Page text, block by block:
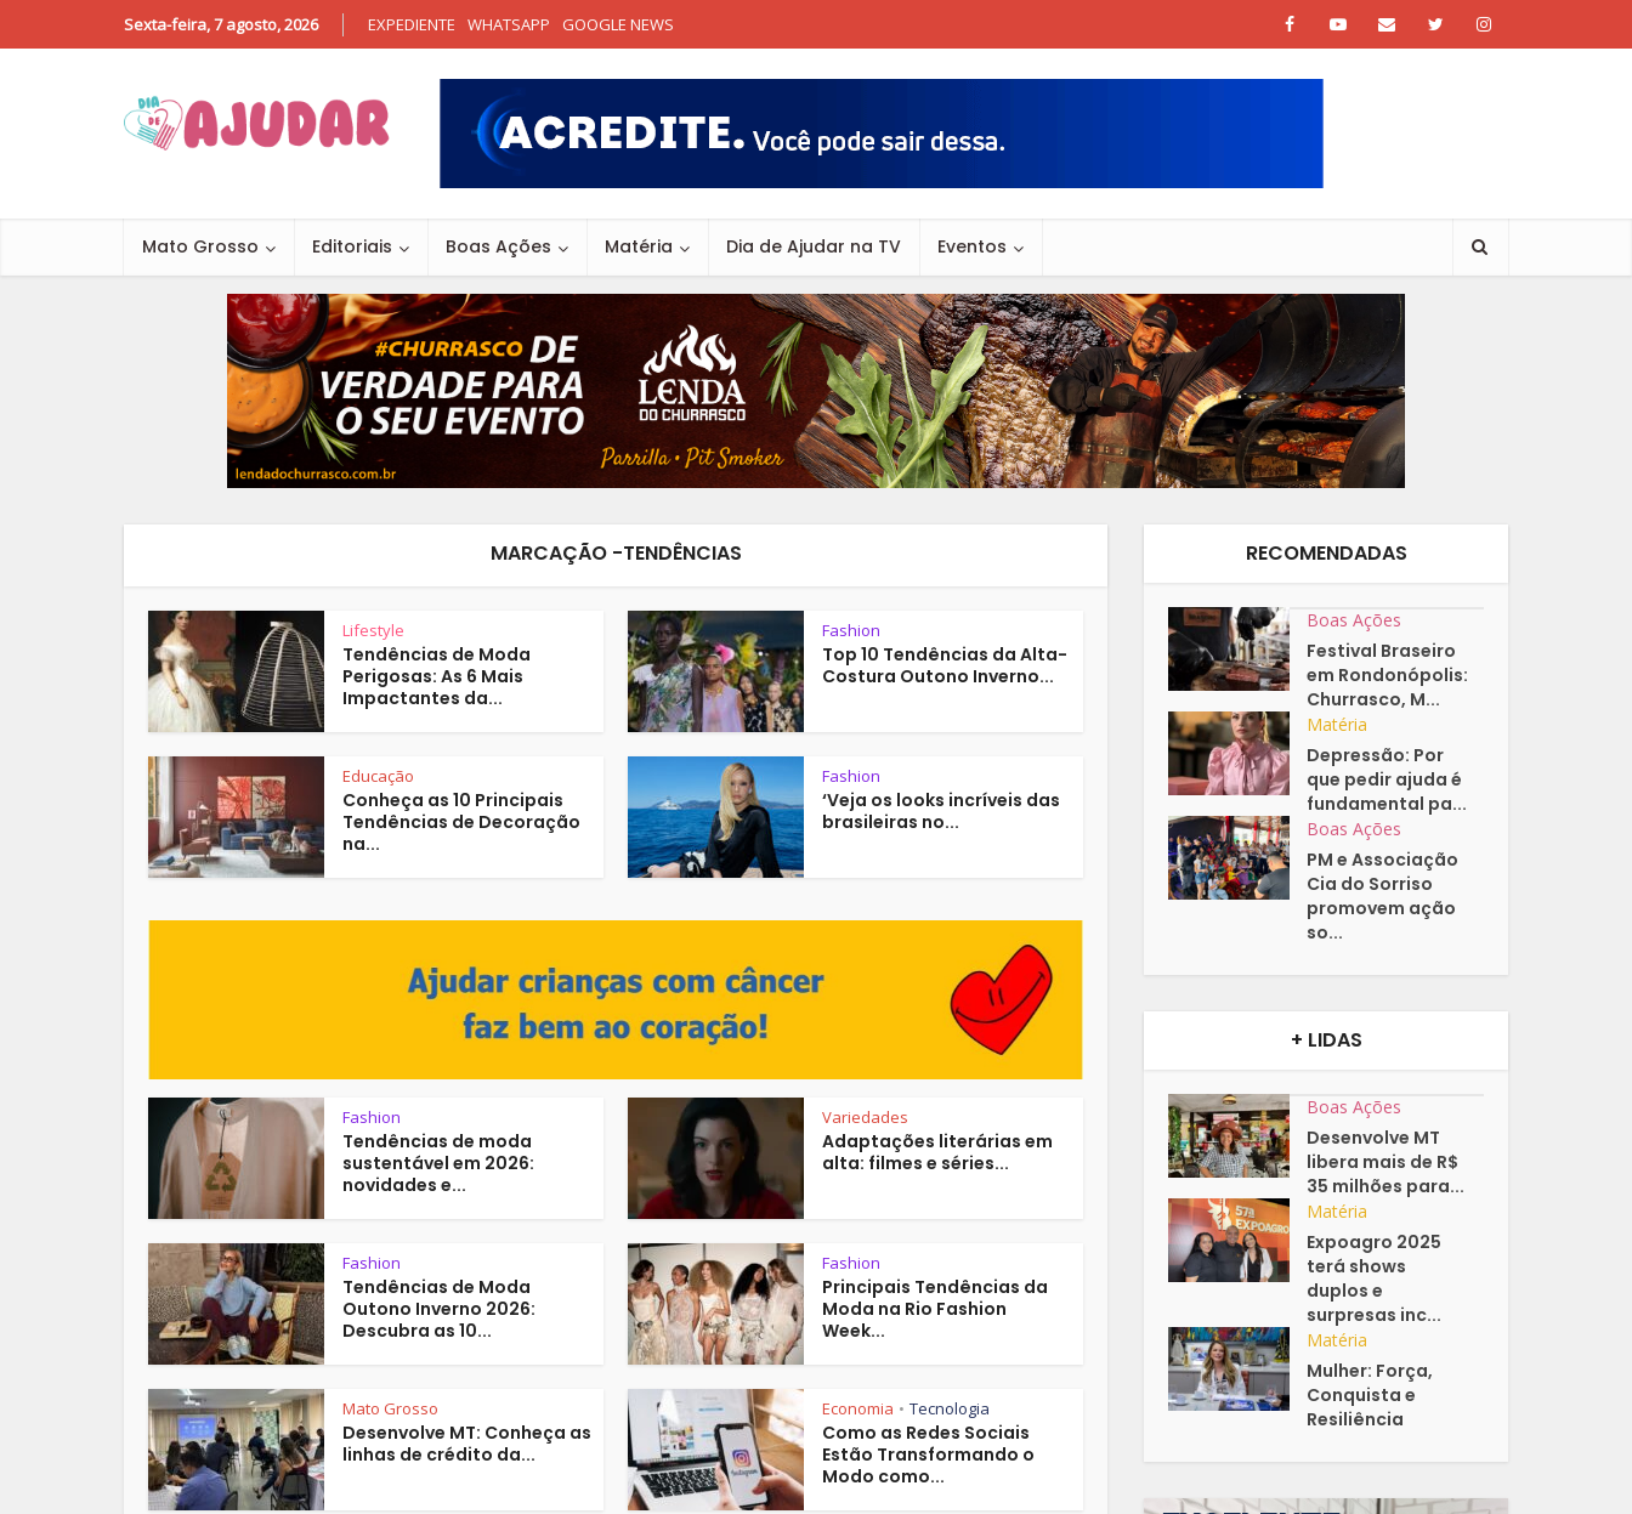
Sexta-feira, 7 agosto, 2026 EXPEDIENTE WHATSAPP GOOGLE NEWS
Mato Grosso Editoriais Boas Ações Matéria Dia de Ajudar na TV Eventos
MARCAÇÃO -TENDÊNCIAS
Lifestyle
Tendências de Moda
Perigosas: As 6 Mais
Impactantes da...
Fashion
Top 10 Tendências da Alta-
Costura Outono Inverno...
Educação
Conheça as 10 Principais
Tendências de Decoração
na...
Fashion
‘Veja os looks incríveis das
brasileiras no...
Fashion
Tendências de moda
sustentável em 2026:
novidades e...
Variedades
Adaptações literárias em
alta: filmes e séries...
Fashion
Tendências de Moda
Outono Inverno 2026:
Descubra as 10...
Fashion
Principais Tendências da
Moda na Rio Fashion
Week...
Mato Grosso
Desenvolve MT: Conheça as
linhas de crédito da...
Economia • Tecnologia
Como as Redes Sociais
Estão Transformando o
Modo como...
RECOMENDADAS
Boas Ações
Festival Braseiro
em Rondonópolis:
Churrasco, M...
Matéria
Depressão: Por
que pedir ajuda é
fundamental pa...
Boas Ações
PM e Associação
Cia do Sorriso
promovem ação
so...
+ LIDAS
Boas Ações
Desenvolve MT
libera mais de R$
35 milhões para...
Matéria
Expoagro 2025
terá shows
duplos e
surpresas inc...
Matéria
Mulher: Força,
Conquista e
Resiliência